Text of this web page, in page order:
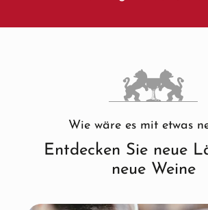
Wie wäre es mit etwas
Entdecken Sie neue
neue Weine